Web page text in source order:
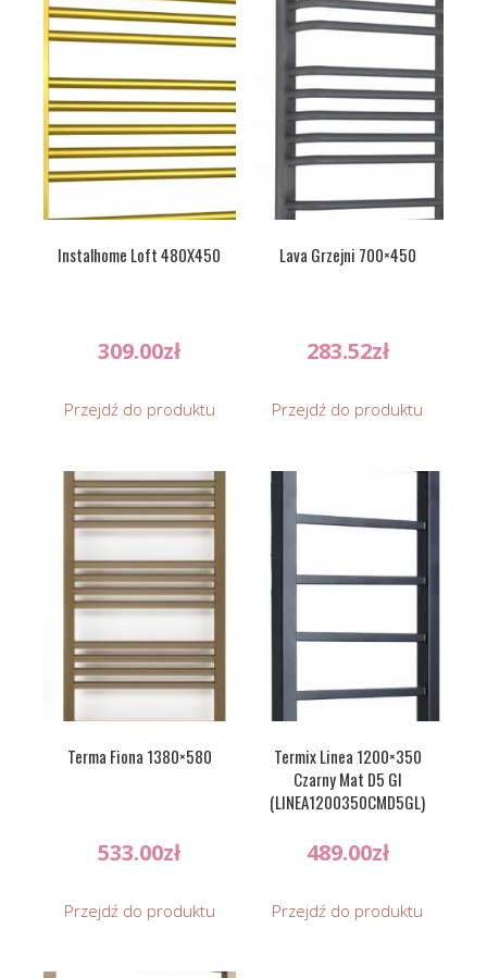
Instalhome Loft 480X450
309.00zł
Przejdź do produktu
Lava Grzejni 700×450
283.52zł
Przejdź do produktu
Terma Fiona 1380×580
533.00zł
Przejdź do produktu
Termix Linea 1200×350
Czarny Mat D5 Gl
(LINEA1200350CMD5GL)
489.00zł
Przejdź do produktu